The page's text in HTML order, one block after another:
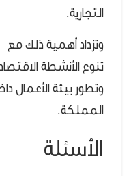
التجارية.
وتزداد أهمية ذلك مع
تنوع الأنشطة
وتطور بيئة الأعمال
المملكة.
الأسئلة